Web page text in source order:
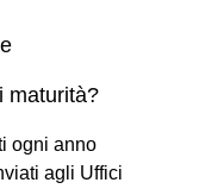
maturità?
ogni anno
agli Uffici